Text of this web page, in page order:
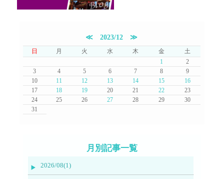
≪ 2023/12 ≫
日 月 火 水 木 金
土
1
2
3
4 5 6 7 8
9
10
11 12 13 14 15
16
17
18 19 20 21 22
23
24
25 26 27 28 29
30
31
月別記事一覧
2026/08(1)